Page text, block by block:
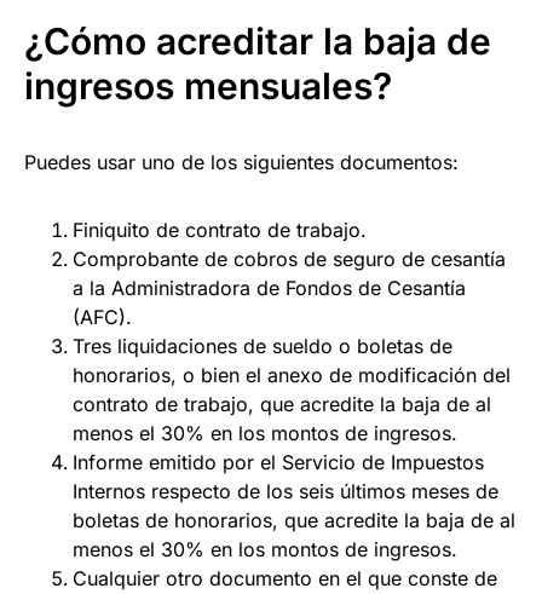
¿Cómo acreditar la baja de
ingresos mensuales?
Puedes usar uno de los siguientes documentos:
Finiquito de contrato de trabajo.
Comprobante de cobros de seguro de cesantía
a la Administradora de Fondos de Cesantía
(AFC).
Tres liquidaciones de sueldo o boletas de
honorarios, o bien el anexo de modificación del
contrato de trabajo, que acredite la baja de al
menos el 30% en los montos de ingresos.
Informe emitido por el Servicio de Impuestos
Internos respecto de los seis últimos meses de
boletas de honorarios, que acredite la baja de al
menos el 30% en los montos de ingresos.
Cualquier otro documento en el que conste de